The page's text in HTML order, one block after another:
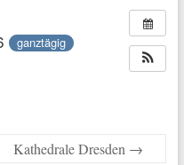
ganztägig
Kathedrale Dresden →